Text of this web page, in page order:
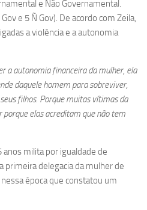
e Não Governamental.
e 5 Ñ Gov). De acordo com Zeila,
a violência e a autonomia
a autonomia financeira da mulher, ela
daquele homem para sobreviver,
filhos. Porque muitas vítimas da
porque elas acreditam que não tem
anos milita por igualdade de
primeira delegacia da mulher de
época que constatou um